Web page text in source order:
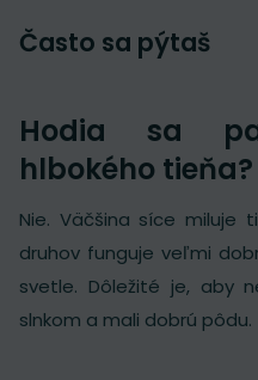
Často sa pýtaš
Hodia sa
hlbokého tieňa?
Nie. Väčšina síce miluje
druhov funguje veľmi
svetle. Dôležité je, aby
slnkom a mali dobrú pôdu.